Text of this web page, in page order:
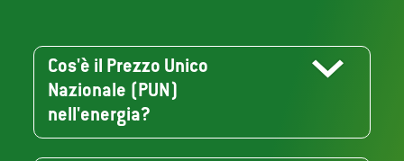
Cos'è il Prezzo Unico
Nazionale (PUN)
nell'energia?